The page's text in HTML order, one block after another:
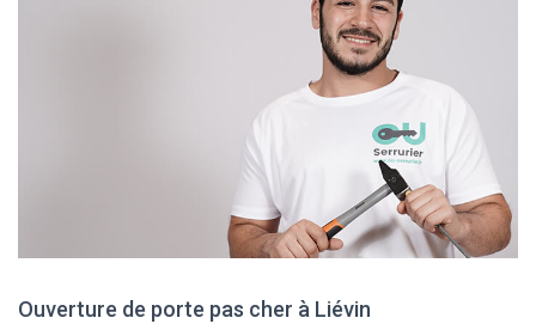
Ouverture de porte pas cher à Liévin